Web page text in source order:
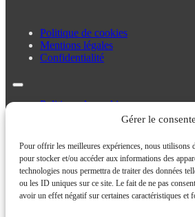
Gérer le
Pour offrir les meilleures expériences, nous utilisons
pour stocker et/ou accéder aux informations des
technologies nous permettra de traiter des données
ou les ID uniques sur ce site. Le fait de ne pas
avoir un effet négatif sur certaines caractéristiques et
Politique de cookies
Mentions légales
Confidentialité
Politique de cookies